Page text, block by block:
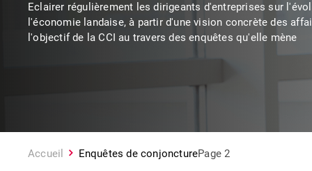
Eclairer régulièrement les dirigeants d'entreprises sur
l'économie landaise, à partir d'une vision concrète des
l'objectif de la CCI au travers des enquêtes qu'elle mène
Accueil Enquêtes de conjoncturePage 2